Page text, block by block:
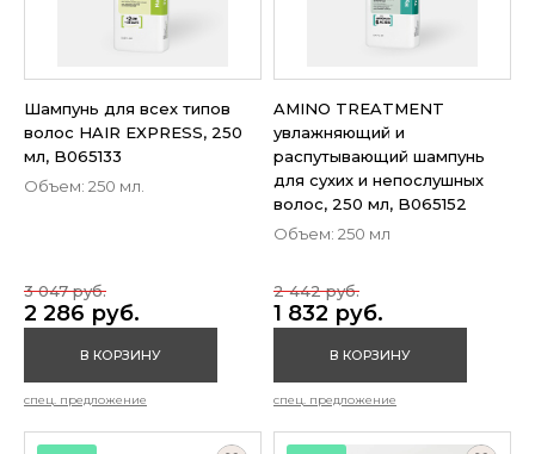
Шампунь для всех типов
волос HAIR EXPRESS, 250
мл, B065133
Объем: 250 мл.
2 286 руб.
3 047 руб.
В КОРЗИНУ
спец. предложение
AMINO TREATMENT
увлажняющий и
распутывающий шампунь
для сухих и непослушных
волос, 250 мл, B065152
Объем: 250 мл
1 832 руб.
2 442 руб.
В КОРЗИНУ
спец. предложение